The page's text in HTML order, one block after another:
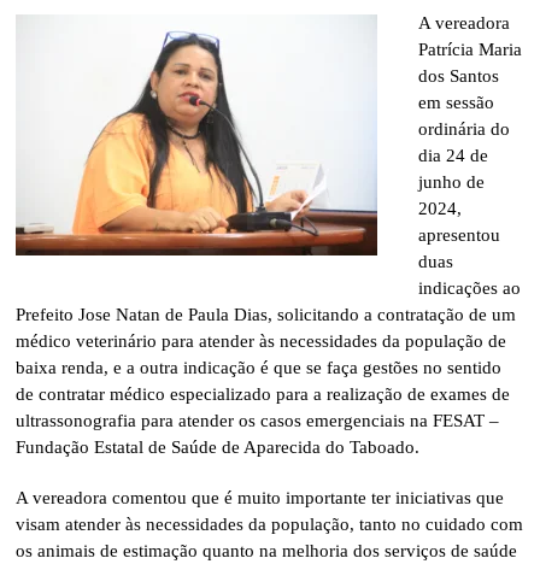
A vereadora
Patrícia Maria
dos Santos
em sessão
ordinária do
dia 24 de
junho de
2024,
apresentou
duas
indicações ao
Prefeito Jose Natan de Paula Dias, solicitando a contratação de um
médico veterinário para atender às necessidades da população de
baixa renda, e a outra indicação é que se faça gestões no sentido
de contratar médico especializado para a realização de exames de
ultrassonografia para atender os casos emergenciais na FESAT –
Fundação Estatal de Saúde de Aparecida do Taboado.
A vereadora comentou que é muito importante ter iniciativas que
visam atender às necessidades da população, tanto no cuidado com
os animais de estimação quanto na melhoria dos serviços de saúde